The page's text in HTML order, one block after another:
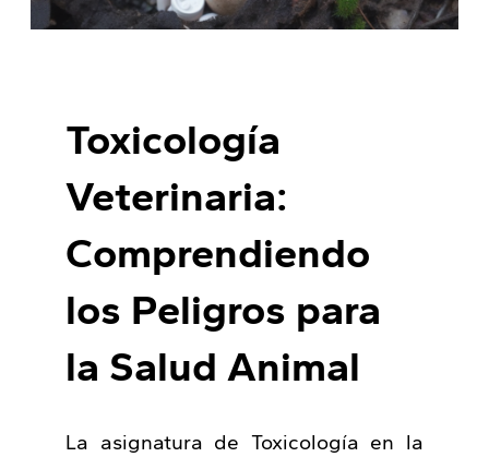
Toxicología
Veterinaria:
Comprendiendo
los Peligros para
la Salud Animal
La asignatura de Toxicología en la